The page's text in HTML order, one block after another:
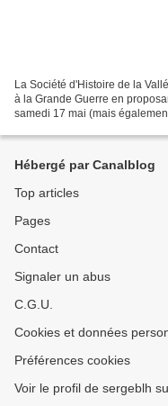
La Société d'Histoire de la
à la Grande Guerre en
samedi 17 mai (mais
Hébergé par Canalblog
Top articles
Pages
Contact
Signaler un abus
C.G.U.
Cookies et données
Préférences cookies
Voir le profil de sergeblh